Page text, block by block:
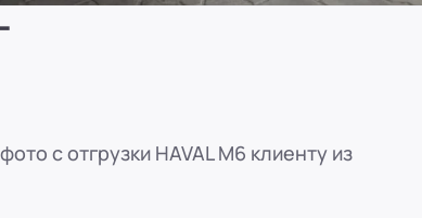
153)
с отгрузки HAVAL M6 клиенту из